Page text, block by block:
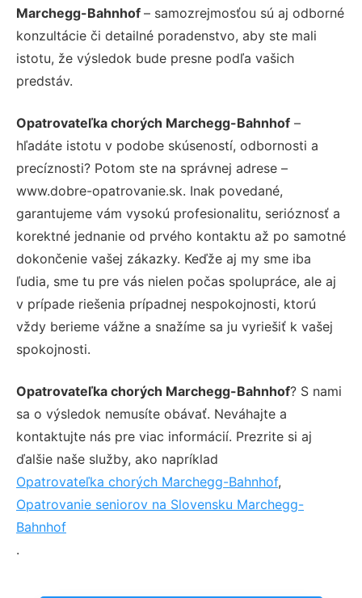
Marchegg-Bahnhof – samozrejmosťou sú aj odborné
konzultácie či detailné poradenstvo, aby ste mali
istotu, že výsledok bude presne podľa vašich
predstáv.
Opatrovateľka chorých Marchegg-Bahnhof –
hľadáte istotu v podobe skúseností, odbornosti a
precíznosti? Potom ste na správnej adrese –
www.dobre-opatrovanie.sk. Inak povedané,
garantujeme vám vysokú profesionalitu, serióznosť a
korektné jednanie od prvého kontaktu až po samotné
dokončenie vašej zákazky. Keďže aj my sme iba
ľudia, sme tu pre vás nielen počas spolupráce, ale aj
v prípade riešenia prípadnej nespokojnosti, ktorú
vždy berieme vážne a snažíme sa ju vyriešiť k vašej
spokojnosti.
Opatrovateľka chorých Marchegg-Bahnhof? S nami
sa o výsledok nemusíte obávať. Neváhajte a
kontaktujte nás pre viac informácií. Prezrite si aj
ďalšie naše služby, ako napríklad
Opatrovateľka chorých Marchegg-Bahnhof,
Opatrovanie seniorov na Slovensku Marchegg-
Bahnhof
.